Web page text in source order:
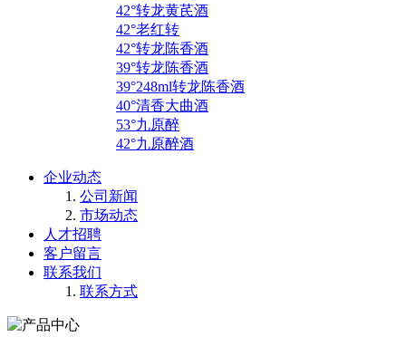
42°转龙黄芪酒
42°老红转
42°转龙陈香酒
39°转龙陈香酒
39°248ml转龙陈香酒
40°清香大曲酒
53°九原醉
42°九原醉酒
企业动态
公司新闻
市场动态
人才招聘
客户留言
联系我们
联系方式